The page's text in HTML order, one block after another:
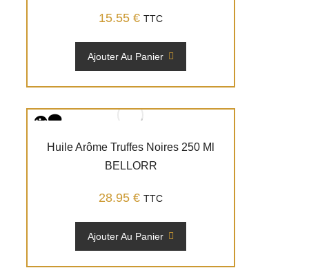
15.55€ TTC
Ajouter Au Panier
Huile Arôme Truffes Noires 250 Ml
BELLORR
28.95€ TTC
Ajouter Au Panier